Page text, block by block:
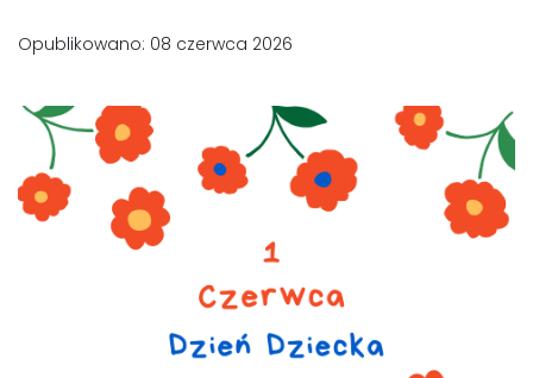
Opublikowano: 08 czerwca 2026